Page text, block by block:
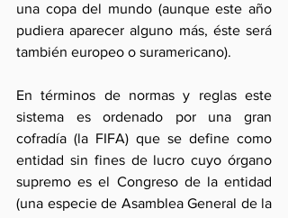
una copa del mundo (aunque este año
pudiera aparecer alguno más, éste será
también europeo o suramericano).
En términos de normas y reglas este
sistema es ordenado por una gran
cofradía (la FIFA) que se define como
entidad sin fines de lucro cuyo órgano
supremo es el Congreso de la entidad
(una especie de Asamblea General de la